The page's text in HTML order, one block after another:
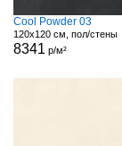
Cool Powder 03
120x120 см, пол/стены
8341 р/м²